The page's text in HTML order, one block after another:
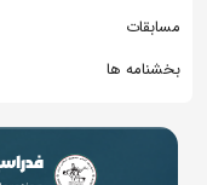
مسابقات
بخشنامه ها